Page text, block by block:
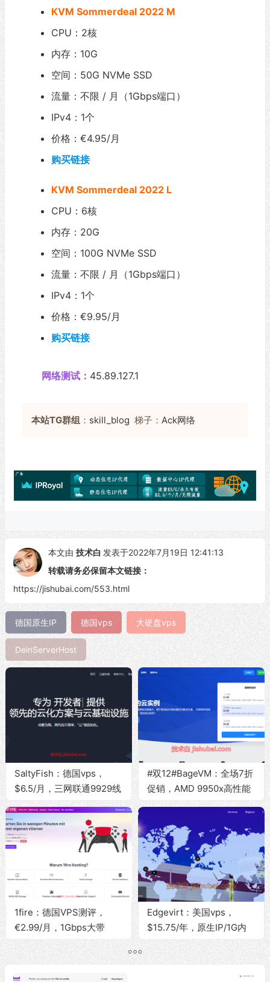
KVM Sommerdeal 2022 M
CPU：2核
内存：10G
空间：50G NVMe SSD
流量：不限 / 月（1Gbps端口）
IPv4：1个
价格：€4.95/月
购买链接
KVM Sommerdeal 2022 L
CPU：6核
内存：20G
空间：100G NVMe SSD
流量：不限 / 月（1Gbps端口）
IPv4：1个
价格：€9.95/月
购买链接
网络测试： 45.89.127.1
本站TG群组： skill_blog 梯子： Ack网络
本文由 技术白 发表于2022年7月19日 12:41:13
转载请务必保留本文链接：
https://jishubai.com/553.html
德国原生IP 德国vps 大硬盘vps
DeinServerHost
SaltyFish：德国vps，
$6.5/月，三网联通9929线
SSD/300Mbps带宽@1.2T
流量
#双12#BageVM：全场7折
促销，AMD 9950x高性能
国等地区
1fire：德国VPS测评，
€2.99/月，1Gbps大带
Edgevirt：美国vps，
$15.75/年，原生IP/1G内